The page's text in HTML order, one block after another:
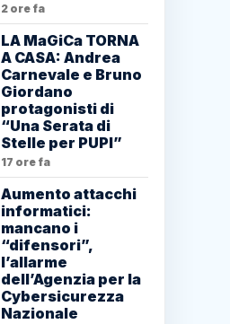
2 ore fa
LA MaGiCa TORNA
A CASA: Andrea
Carnevale e Bruno
Giordano
protagonisti di
“Una Serata di
Stelle per PUPI”
17 ore fa
Aumento attacchi
informatici:
mancano i
“difensori”,
l’allarme
dell’Agenzia per la
Cybersicurezza
Nazionale